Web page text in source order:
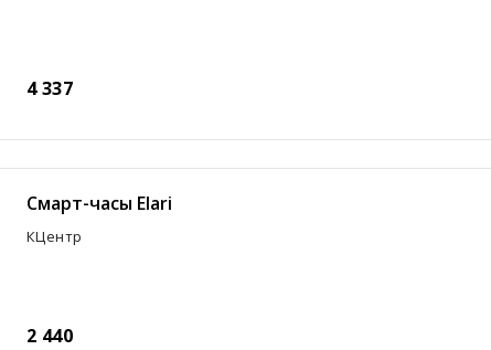
4 337
Смарт-часы Elari
КЦентр
2 440